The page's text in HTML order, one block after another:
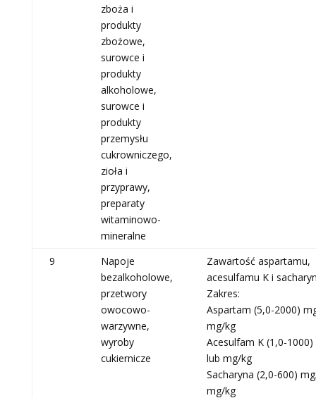
zboża i
produkty
zbożowe,
surowce i
produkty
alkoholowe,
surowce i
produkty
przemysłu
cukrowniczego,
zioła i
przyprawy,
preparaty
witaminowo-
mineralne
9
Napoje
bezalkoholowe,
przetwory
owocowo-
warzywne,
wyroby
cukiernicze
Zawartość aspartamu,
acesulfamu K i
Zakres:
Aspartam (5,0-2000)
mg/kg
Acesulfam K (1,0-
lub mg/kg
Sacharyna (2,0-600)
mg/kg